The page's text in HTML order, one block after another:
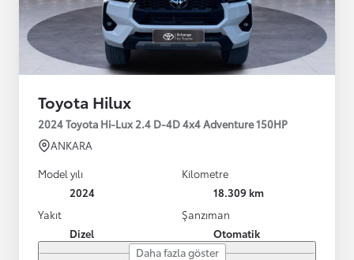
Toyota Hilux
2024 Toyota Hi-Lux 2.4 D-4D 4x4 Adventure 150HP
ANKARA
Model yılı
2024
Kilometre
18.309 km
Yakıt
Dizel
Şanzıman
Otomatik
Daha fazla göster